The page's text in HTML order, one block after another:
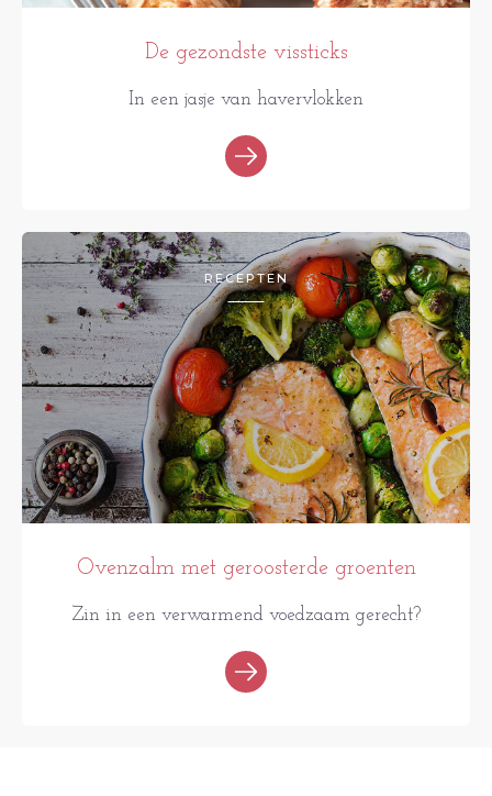
De gezondste vissticks
In een jasje van havervlokken
RECEPTEN
Ovenzalm met geroosterde groenten
Zin in een verwarmend voedzaam gerecht?